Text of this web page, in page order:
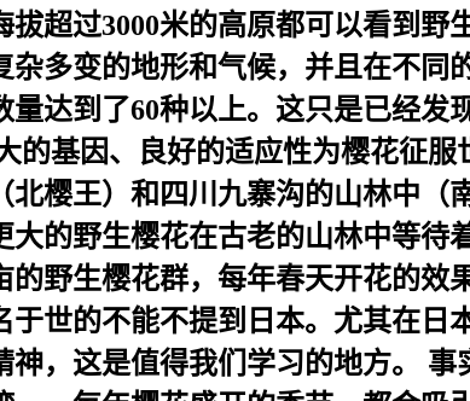
超过3000米的高原都可以看到野
变的地形和气候，并且在不同
达到了60种以上。这只是已经发
基因、良好的适应性为樱花征服
樱王）和四川九寨沟的山林中（
的野生樱花在古老的山林中等待
野生樱花群，每年春天开花的效
世的不能不提到日本。尤其在日
，这是值得我们学习的地方。